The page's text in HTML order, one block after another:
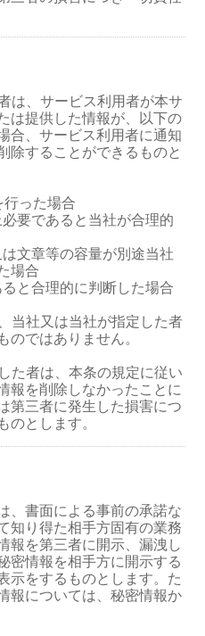
は、サービス利用者が本サ
は提供した情報が、以下の
合、サービス利用者に通知
除することができるものと
行った場合
要であると当社が合理的
文章等の容量が別途当社
場合
と合理的に判断した場合
当社又は当社が指定した者
のではありません。
た者は、本条の規定に従い
報を削除しなかったことに
第三者に発生した損害につ
のとします。
、書面による事前の承諾な
知り得た相手方固有の業務
報を第三者に開示、漏洩し
密情報を相手方に開示する
示をするものとします。た
報については、秘密情報か